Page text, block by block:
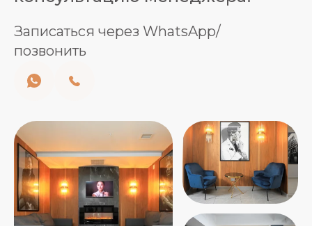
Записаться через WhatsApp/
позвонить